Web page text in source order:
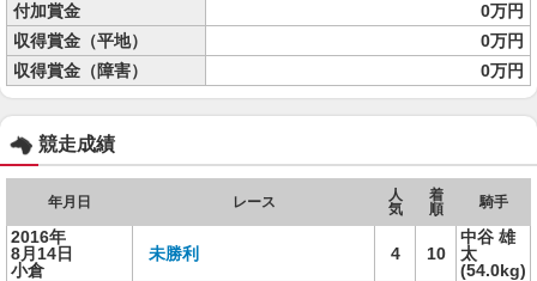
付加賞金
0万円
収得賞金（平地）
0万円
収得賞金（障害）
0万円
競走成績
年月日 レース
人
気
着
順
騎手
2016年
8月14日
小倉
未勝利 4 10
中谷 雄
太
(54.0kg)